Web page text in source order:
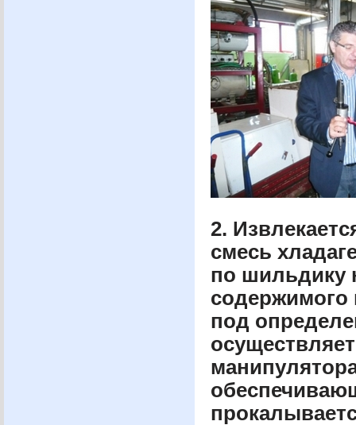
2.
смесь
по шильдику
содержимого
под